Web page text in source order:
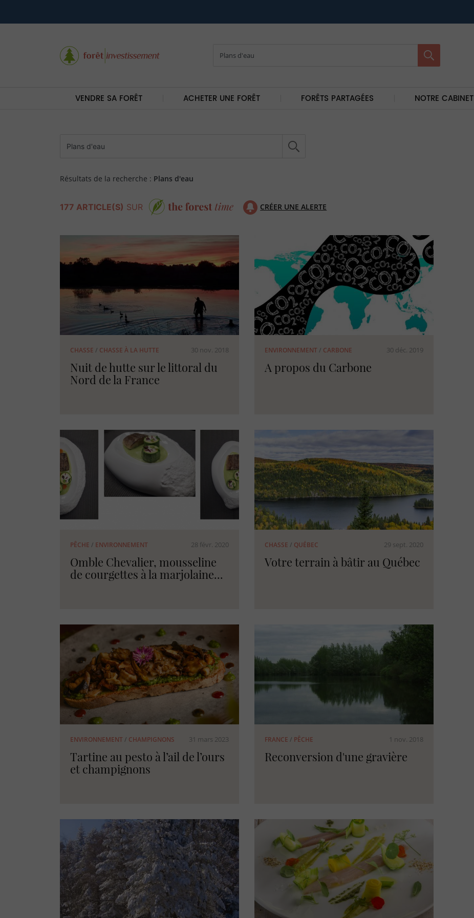
VENDRE SA FORÊT ACHETER UNE FORÊT FORÊTS PARTAGÉES NOTRE CABINET
Résultats de la recherche : Plans d'eau
177 ARTICLE(S) SUR CRÉER UNE ALERTE
CHASSE / CHASSE À LA HUTTE 30 nov. 2018
Nuit de hutte sur le littoral du
Nord de la France
ENVIRONNEMENT/ CARBONE 30 déc. 2019
A propos du Carbone
PÊCHE / ENVIRONNEMENT 28 févr. 2020
Omble Chevalier, mousseline
de courgettes à la marjolaine...
CHASSE / QUÉBEC 29 sept. 2020
Votre terrain à bâtir au Québec
ENVIRONNEMENT/ CHAMPIGNONS 31 mars 2023
Tartine au pesto à l’ail de l’ours
et champignons
FRANCE / PÊCHE 1 nov. 2018
Reconversion d'une gravière